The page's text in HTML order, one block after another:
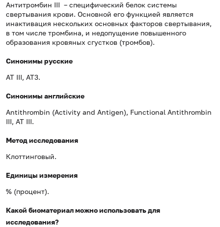
Антитромбин III – специфический белок системы
свертывания крови. Основной его функцией является
инактивация нескольких основных факторов свертывания,
в том числе тромбина, и недопущение повышенного
образования кровяных сгустков (тромбов).
Синонимы русские
АТ III, АТ3.
Синонимы английские
Antithrombin (Activity and Antigen), Functional Antithrombin
III, AT III.
Метод исследования
Клоттинговый.
Единицы измерения
% (процент).
Какой биоматериал можно использовать для
исследования?